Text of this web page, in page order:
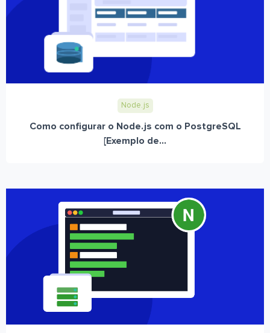
Node.js
Como configurar o Node.js com o PostgreSQL
[Exemplo de...